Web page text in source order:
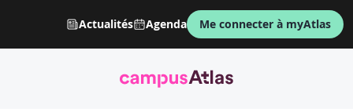
Actualités Agenda Me connecter à myAtlas